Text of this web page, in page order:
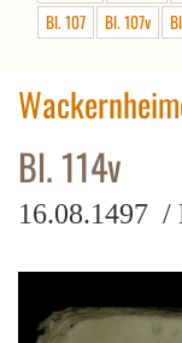
Bl. 107
Bl. 107v
Bl. 114v
16.08.1497 /